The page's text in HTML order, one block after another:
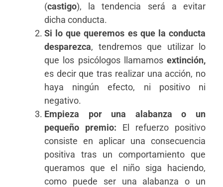
(castigo), la tendencia será a evitar
dicha conducta.
Si lo que queremos es que la conducta
desparezca, tendremos que utilizar lo
que los psicólogos llamamos extinción,
es decir que tras realizar una acción, no
haya ningún efecto, ni positivo ni
negativo.
Empieza por una alabanza o un
pequeño premio: El refuerzo positivo
consiste en aplicar una consecuencia
positiva tras un comportamiento que
queramos que el niño siga haciendo,
como puede ser una alabanza o un